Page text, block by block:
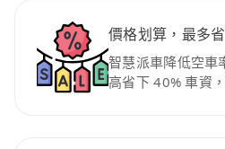
價格划算，最多
智慧派車降低空車
高省下 40% 車資